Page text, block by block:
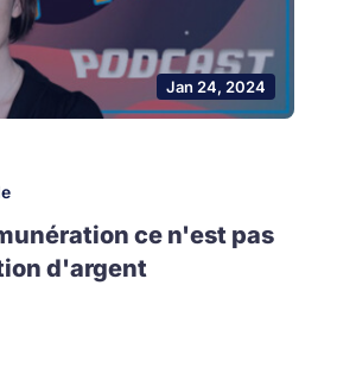
Jan 24, 2024
ce n'est pas
d'argent